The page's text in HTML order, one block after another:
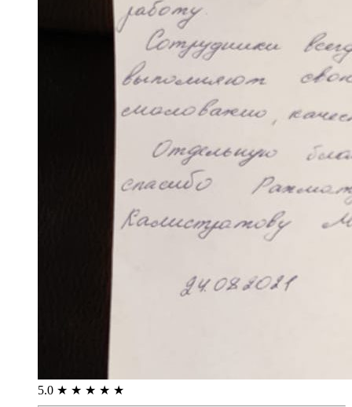
5.0 ★ ★ ★ ★ ★